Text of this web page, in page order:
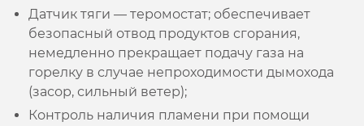
Датчик тяги — теромостат; обеспечивает
безопасный отвод продуктов сгорания,
немедленно прекращает подачу газа на
горелку в случае непроходимости дымохода
(засор, сильный ветер);
Контроль наличия пламени при помощи